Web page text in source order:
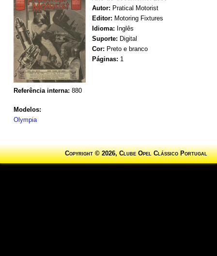
Referência interna: 880
Modelos:
Olympia
Autor: Pratical Motorist
Editor: Motoring Fixtures
Idioma: Inglês
Suporte: Digital
Cor: Preto e branco
Páginas: 1
Copyright © 2026, Clube Opel Clássico Portugal